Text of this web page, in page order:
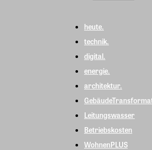
heute.
technik.
digital.
energie.
architektur.
Leitungswasser
Betriebskosten
WohnenPLUS